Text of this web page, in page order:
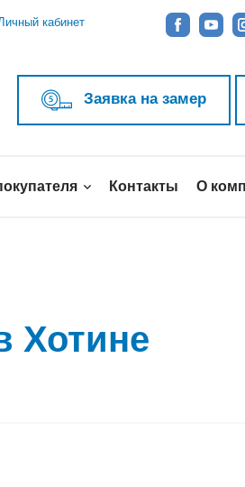
кабинет
Заявка на замер
Контакты О
Хотине